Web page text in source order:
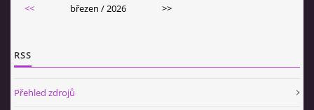
<< březen / 2026 >>
RSS
Přehled zdrojů